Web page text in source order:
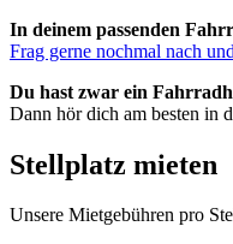
In deinem passenden
Frag gerne nochmal nach
Du hast zwar ein
Dann hör dich am besten in
Stellplatz mieten
Unsere Mietgebühren pro